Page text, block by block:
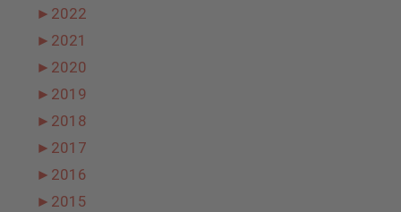
► 2022
► 2021
► 2020
► 2019
► 2018
► 2017
► 2016
► 2015